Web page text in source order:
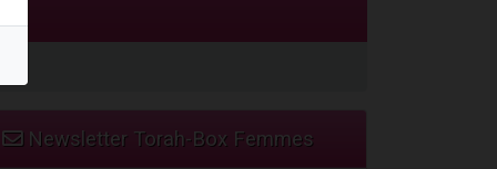
maman
Newsletter Torah-Box Femmes